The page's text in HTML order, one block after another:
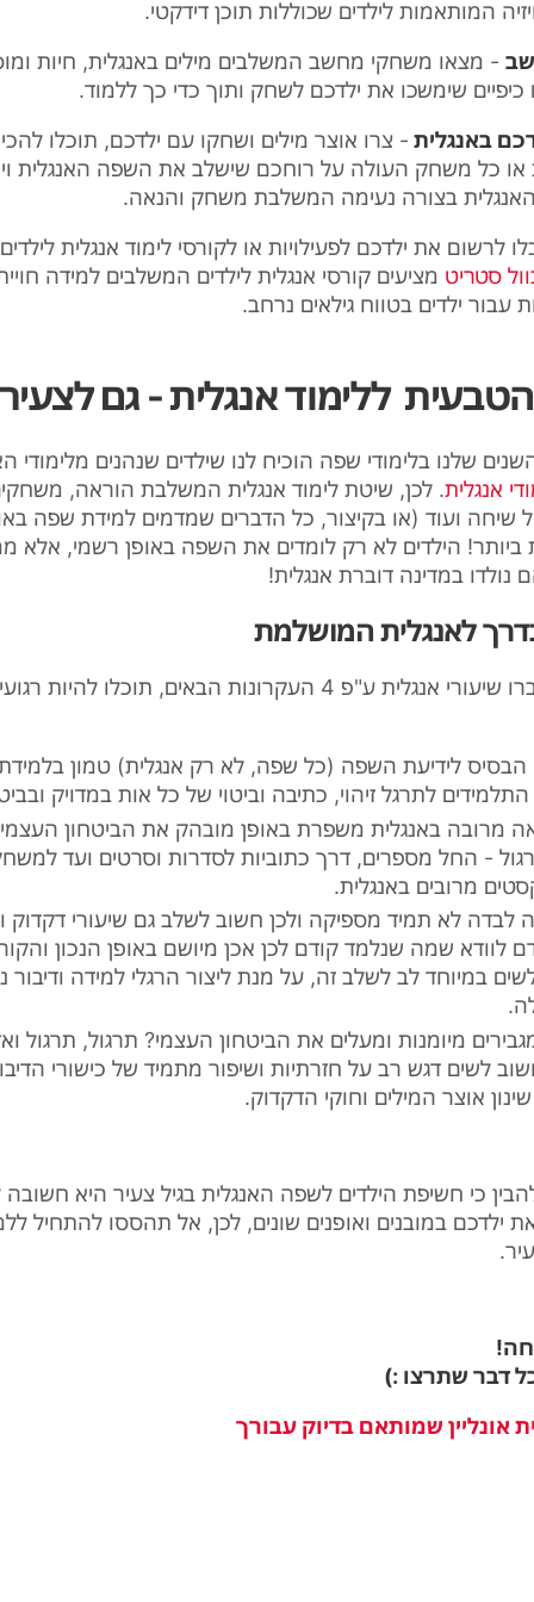
המותאמות לילדים שכוללות תוכן דידקטי.
- מצאו משחקי מחשב המשלבים מילים באנגלית, חיות
שימשכו את ילדכם לשחק ותוך כדי כך ללמוד.
באנגלית -צרו אוצר מילים ושחקו עם ילדכם, תוכלו
או כל משחק העולה על רוחכם שישלב את השפה האנגלית
בצורה נעימה המשלבת משחק והנאה.
לרשום את ילדכם לפעילויות או לקורסי לימוד אנגלית
סטריט מציעים קורסי אנגלית לילדים המשלבים למידה
עבור ילדים בטווח גילאים נרחב.
ללימוד אנגלית - גם
שלנו בלימודי שפה הוכיח לנו שילדים שנהנים מלימודי
אנגלית. לכן, שיטת לימוד אנגלית המשלבת הוראה,
שיחה ועוד (או בקיצור, כל הדברים שמדמים למידת שפה
הילדים לא רק לומדים את השפה באופן רשמי, אלא
נולדו במדינה דוברת אנגלית!
אם ילדיכם יעברו שיעורי אנגלית ע"פ 4 העקרונות הבאים, תוכלו
לידיעת השפה (כל שפה, לא רק אנגלית) טמון
לתרגל זיהוי, כתיבה וביטוי של כל אות במדויק
מרובה באנגלית משפרת באופן מובהק את הביטחון
- החל מספרים, דרך כתוביות לסדרות וסרטים ועד
מרובים באנגלית.
לבדה לא תמיד מספיקה ולכן חשוב לשלב גם שיעורי דקדוק
לוודא שמה שנלמד קודם לכן אכן מיושם באופן הנכון
במיוחד לב לשלב זה, על מנת ליצור הרגלי למידה ודיבור
מיומנות ומעלים את הביטחון העצמי? תרגול, תרגול
לשים דגש רב על חזרתיות ושיפור מתמיד של כישורי
אוצר המילים וחוקי הדקדוק.
כי חשיפת הילדים לשפה האנגלית בגיל צעיר היא חשובה
ילדכם במובנים ואופנים שונים, לכן, אל תהססו להתחיל
.
דבר שתרצו :)
אונליין שמותאם בדיוק עבורך